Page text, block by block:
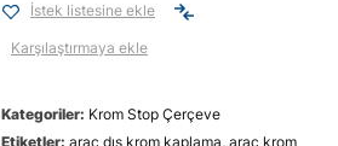
İstek listesine ekle
Karşılaştırmaya ekle
Kategoriler: Krom Stop Çerçeve
Etiketler: araç dış krom kaplama, araç krom